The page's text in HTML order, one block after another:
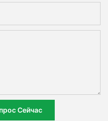
Сейчас